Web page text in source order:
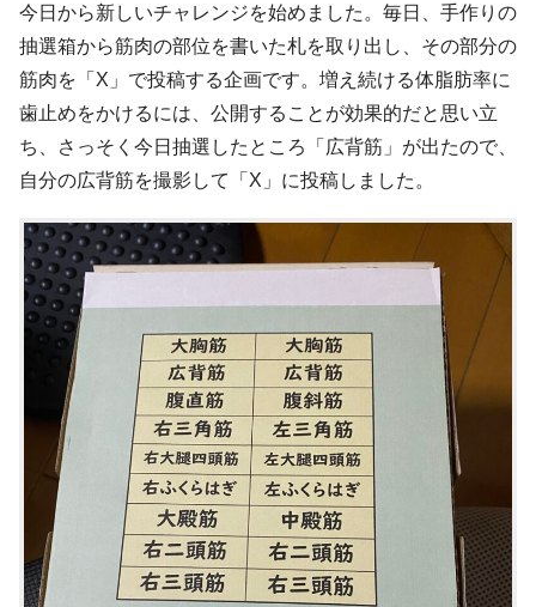
今日から新しいチャレンジを始めました。毎日、手作りの
抽選箱から筋肉の部位を書いた札を取り出し、その部分の
筋肉を「X」で投稿する企画です。増え続ける体脂肪率に
歯止めをかけるには、公開することが効果的だと思い立
ち、さっそく今日抽選したところ「広背筋」が出たので、
自分の広背筋を撮影して「X」に投稿しました。